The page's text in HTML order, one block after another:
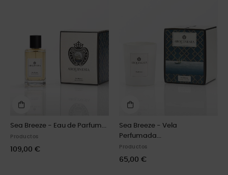
Sea Breeze - Eau de Parfum...
Productos
109,00 €
Sea Breeze - Vela
Perfumada...
Productos
65,00 €